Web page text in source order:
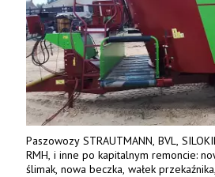
Paszowozy STRAUTMANN, BVL,
RMH, i inne po kapitalnym remoncie:
ślimak, nowa beczka, wałek